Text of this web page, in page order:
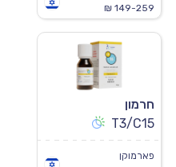
149-259 ₪
חרמון
T3/C15
פארמוקן